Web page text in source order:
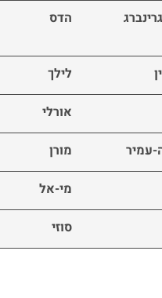
הדס
לילך
אורלי
עמיר מורן
מי-אל
סוזי